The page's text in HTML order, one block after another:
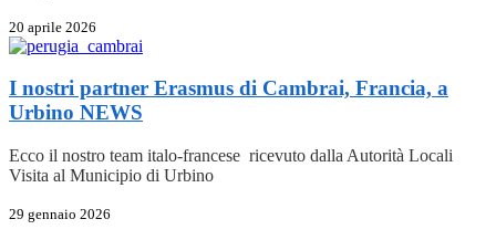
20 aprile 2026
I nostri partner Erasmus di Cambrai, Francia, a
Urbino NEWS
Ecco il nostro team italo-francese ricevuto dalla Autorità Locali
Visita al Municipio di Urbino
29 gennaio 2026